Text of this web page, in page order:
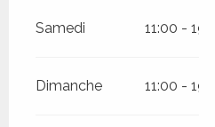
Samedi 11:00 -
Dimanche 11:00 -